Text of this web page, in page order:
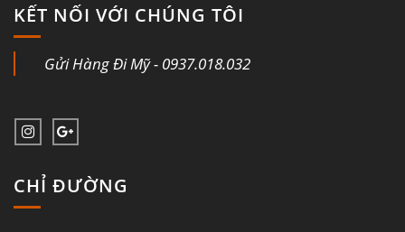
KẾT NỐI VỚI CHÚNG TÔI
Gửi Hàng Đi Mỹ - 0937.018.032
CHỈ ĐƯỜNG